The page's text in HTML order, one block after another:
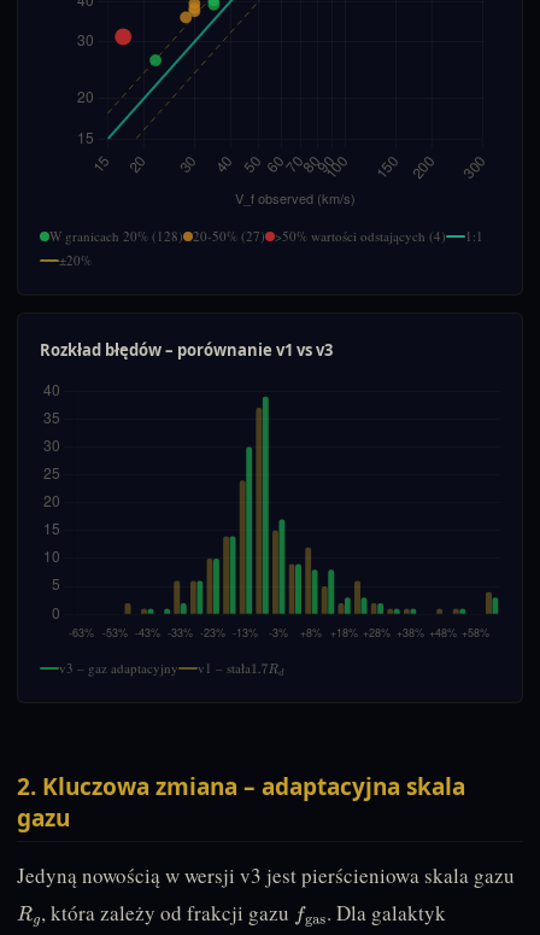
W granicach 20% (128) 20-50% (27) >50% wartości odstających (4)
1:1
±20%
Rozkład błędów – porównanie v1 vs v3
v3 – gaz adaptacyjny v1 – stała1.7Rd
2. Kluczowa zmiana – adaptacyjna skala
gazu
Jedyną nowością w wersji v3 jest pierścieniowa skala gazu
Rg, która zależy od frakcji gazu fgas. Dla galaktyk